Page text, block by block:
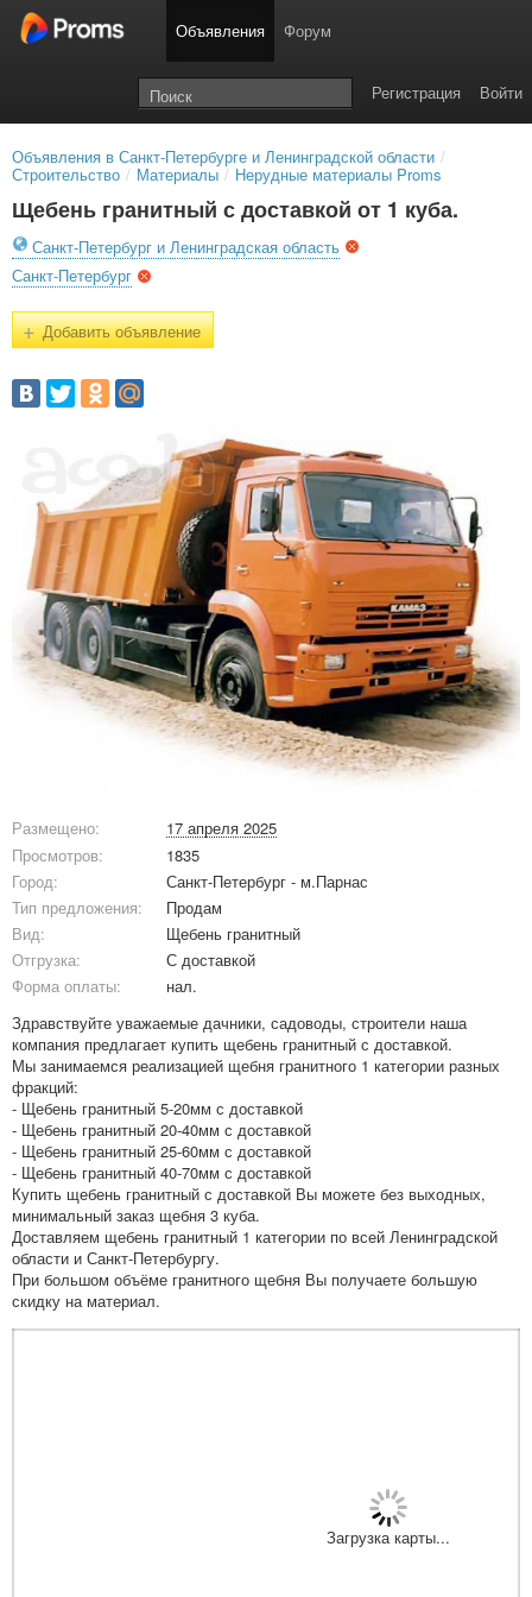
Объявления Форум
Войти
Регистрация
Объявления в Санкт-Петербурге и Ленинградской области /
Строительство / Материалы / Нерудные материалы Proms
Щебень гранитный с доставкой от 1 куба.
Санкт-Петербург и Ленинградская область
Санкт-Петербург
+Добавить объявление
Размещено:
17 апреля 2025
Просмотров:
1835
Город:
Санкт-Петербург - м.Парнас
Тип предложения:
Продам
Вид:
Щебень гранитный
Отгрузка:
С доставкой
Форма оплаты:
нал.
Здравствуйте уважаемые дачники, садоводы, строители наша
компания предлагает купить щебень гранитный с доставкой.
Мы занимаемся реализацией щебня гранитного 1 категории разных
фракций:
- Щебень гранитный 5-20мм с доставкой
- Щебень гранитный 20-40мм с доставкой
- Щебень гранитный 25-60мм с доставкой
- Щебень гранитный 40-70мм с доставкой
Купить щебень гранитный с доставкой Вы можете без выходных,
минимальный заказ щебня 3 куба.
Доставляем щебень гранитный 1 категории по всей Ленинградской
области и Санкт-Петербургу.
При большом объёме гранитного щебня Вы получаете большую
скидку на материал.
Загрузка карты...